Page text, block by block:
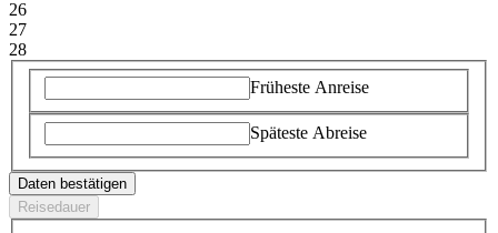
26
27
28
Früheste Anreise
Späteste Abreise
Daten bestätigen
Reisedauer